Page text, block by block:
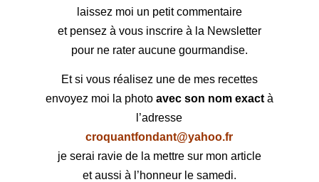
laissez moi un petit commentaire
et pensez à vous inscrire à la Newsletter
pour ne rater aucune gourmandise.
Et si vous réalisez une de mes recettes
envoyez moi la photo avec son nom exactà
l’adresse
croquantfondant@yahoo.fr
je serai ravie de la mettre sur mon article
et aussi à l’honneur le samedi.